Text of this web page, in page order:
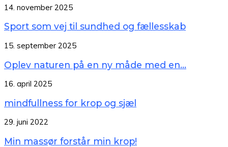
14. november 2025
Sport som vej til sundhed og fællesskab
15. september 2025
Oplev naturen på en ny måde med en...
16. april 2025
mindfullness for krop og sjæl
29. juni 2022
Min massør forstår min krop!